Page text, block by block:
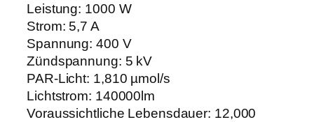
Leistung: 1000 W
Strom: 5,7 A
Spannung: 400 V
Zündspannung: 5 kV
PAR-Licht: 1,810 µmol/s
Lichtstrom: 140000lm
Voraussichtliche Lebensdauer: 12,000